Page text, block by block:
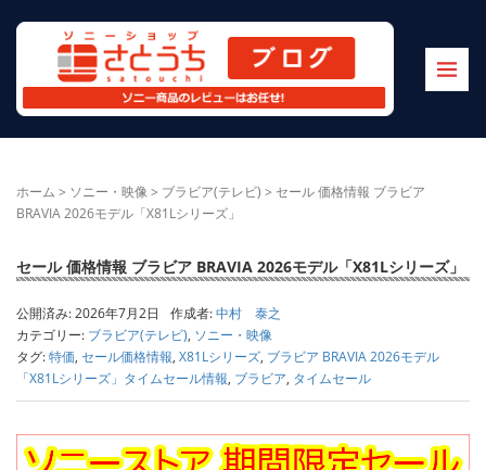
ホーム > ソニー・映像 > ブラビア(テレビ) > セール 価格情報 ブラビア
BRAVIA 2026モデル「X81Lシリーズ」
セール 価格情報 ブラビア BRAVIA 2026モデル「X81Lシリーズ」
公開済み: 2026年7月2日 作成者:中村 泰之
カテゴリー: ブラビア(テレビ), ソニー・映像
タグ:特価, セール価格情報, X81Lシリーズ, ブラビア BRAVIA 2026モデル
「X81Lシリーズ」タイムセール情報, ブラビア, タイムセール